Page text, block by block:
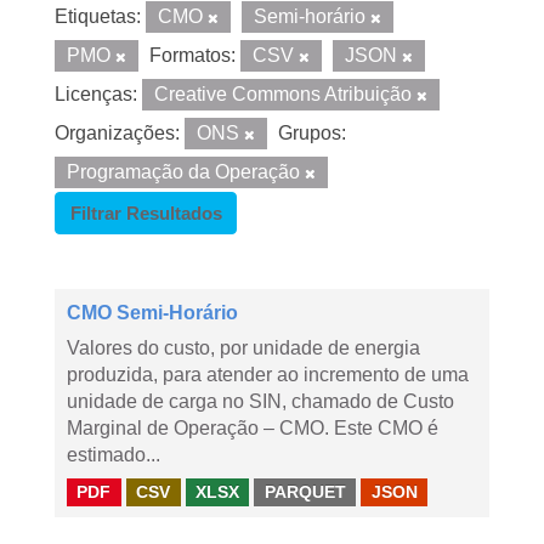
Etiquetas: CMO
Semi-horário
PMO
Formatos: CSV
JSON
Licenças:
Creative Commons Atribuição
Organizações:
ONS
Grupos:
Programação da Operação
Filtrar Resultados
CMO Semi-Horário
Valores do custo, por unidade de energia
produzida, para atender ao incremento de uma
unidade de carga no SIN, chamado de Custo
Marginal de Operação – CMO. Este CMO é
estimado...
PDF CSV XLSX PARQUET JSON